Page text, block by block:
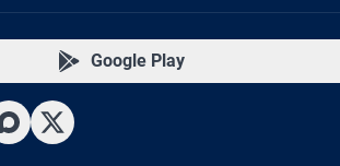
Google Play